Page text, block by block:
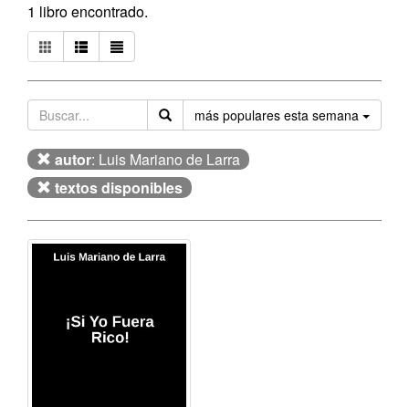
1 libro encontrado.
más populares esta semana
autor: Luis Mariano de Larra
textos disponibles